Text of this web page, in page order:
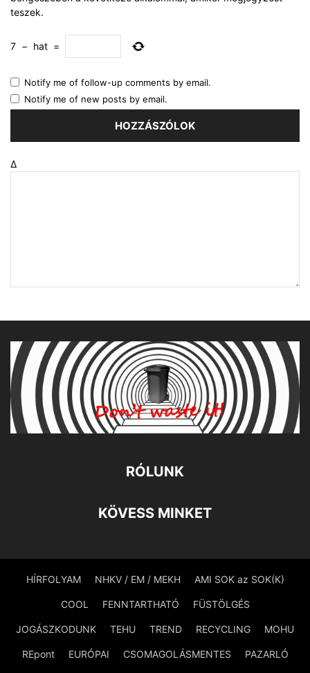
teszek.
7 − hat =
Notify me of follow-up comments by email.
Notify me of new posts by email.
Δ
RÓLUNK
KÖVESS MINKET
HÍRFOLYAM NHKV / EM / MEKH AMI SOK az SOK(K)
COOL FENNTARTHATÓ FÜSTÖLGÉS
JOGÁSZKODUNK TEHU TREND RECYCLING MOHU
REpont EURÓPAI CSOMAGOLÁSMENTES PAZARLÓ